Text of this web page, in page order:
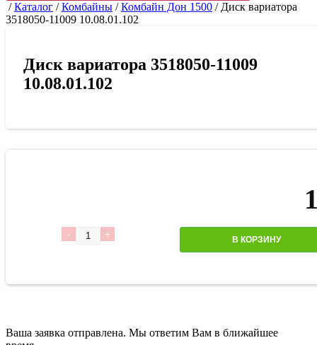
/Каталог /Комбайны /Комбайн Дон 1500 / Диск вариатора
3518050-11009 10.08.01.102
Диск вариатора 3518050-11009
10.08.01.102
Количество
В КОРЗИНУ
Ваша заявка отправлена. Мы ответим Вам в ближайшее